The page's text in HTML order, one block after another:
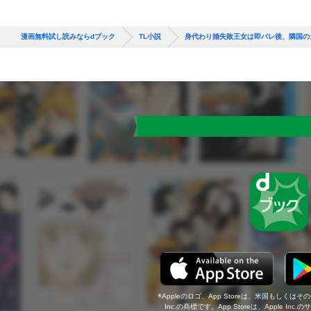
漫画無料試し読みならdブック TL小説 身代わり婚失敗王女は即バレ後、隣国
Appleのロゴ、App Storeは、米国もしくはそ
Inc.の商標です。App Storeは、Apple Inc.の